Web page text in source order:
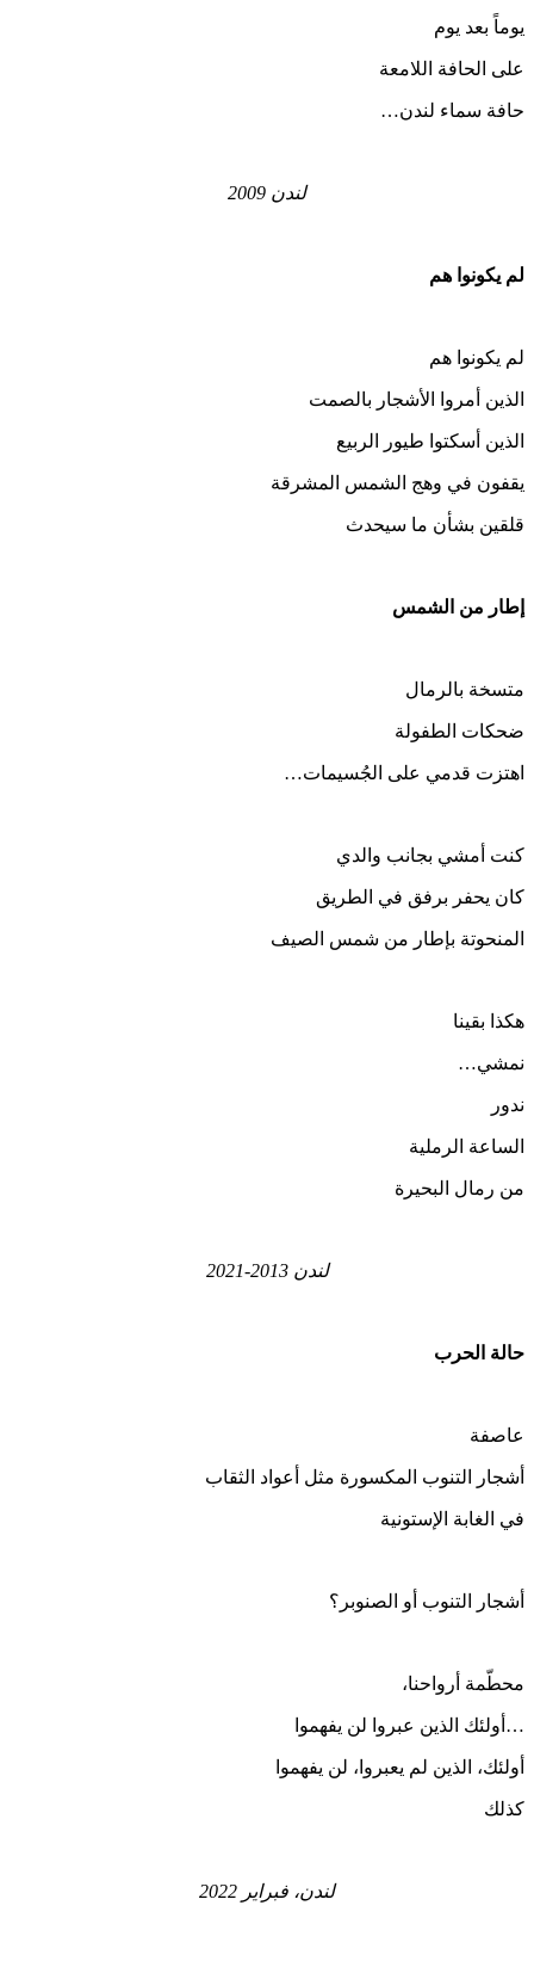
يوماً بعد يوم
على الحافة اللامعة
حافة سماء لندن…
لندن 2009
لم يكونوا هم
لم يكونوا هم
الذين أمروا الأشجار بالصمت
الذين أسكتوا طيور الربيع
يقفون في وهج الشمس المشرقة
قلقين بشأن ما سيحدث
إطار من الشمس
متسخة بالرمال
ضحكات الطفولة
اهتزت قدمي على الجُسيمات…
كنت أمشي بجانب والدي
كان يحفر برفق في الطريق
المنحوتة بإطار من شمس الصيف
هكذا بقينا
نمشي…
ندور
الساعة الرملية
من رمال البحيرة
لندن 2013-2021
حالة الحرب
عاصفة
أشجار التنوب المكسورة مثل أعواد الثقاب
في الغابة الإستونية
أشجار التنوب أو الصنوبر؟
محطّمة أرواحنا،
…أولئك الذين عبروا لن يفهموا
أولئك، الذين لم يعبروا، لن يفهموا
كذلك
لندن، فبراير 2022